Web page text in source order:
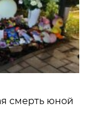
смерть юной